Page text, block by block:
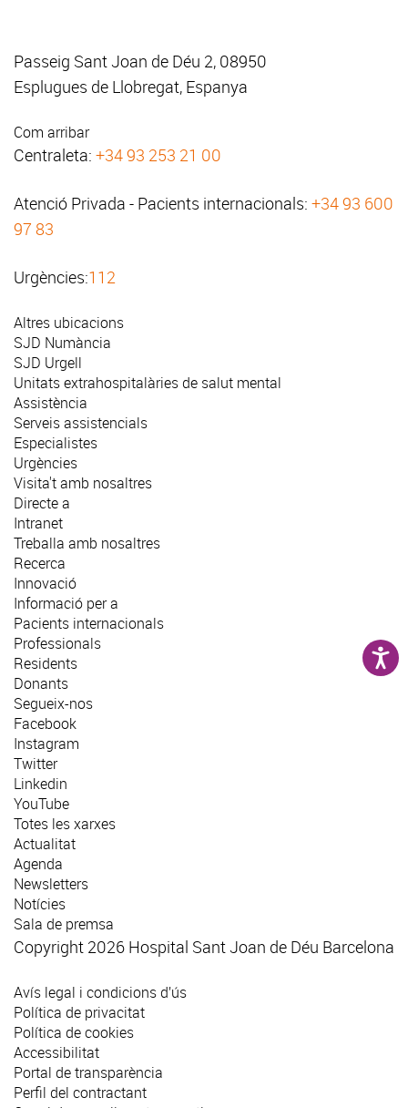
Passeig Sant Joan de Déu 2, 08950
Esplugues de Llobregat, Espanya
Com arribar
Centraleta: +34 93 253 21 00
Atenció Privada - Pacients internacionals: +34 93 600
97 83
Urgències:112
Altres ubicacions
SJD Numància
SJD Urgell
Unitats extrahospitalàries de salut mental
Assistència
Serveis assistencials
Especialistes
Urgències
Visita't amb nosaltres
Directe a
Intranet
Treballa amb nosaltres
Recerca
Innovació
Informació per a
Pacients internacionals
Professionals
Residents
Donants
Segueix-nos
Facebook
Instagram
Twitter
Linkedin
YouTube
Totes les xarxes
Actualitat
Agenda
Newsletters
Notícies
Sala de premsa
Copyright 2026 Hospital Sant Joan de Déu Barcelona
Avís legal i condicions d’ús
Política de privacitat
Política de cookies
Accessibilitat
Portal de transparència
Perfil del contractant